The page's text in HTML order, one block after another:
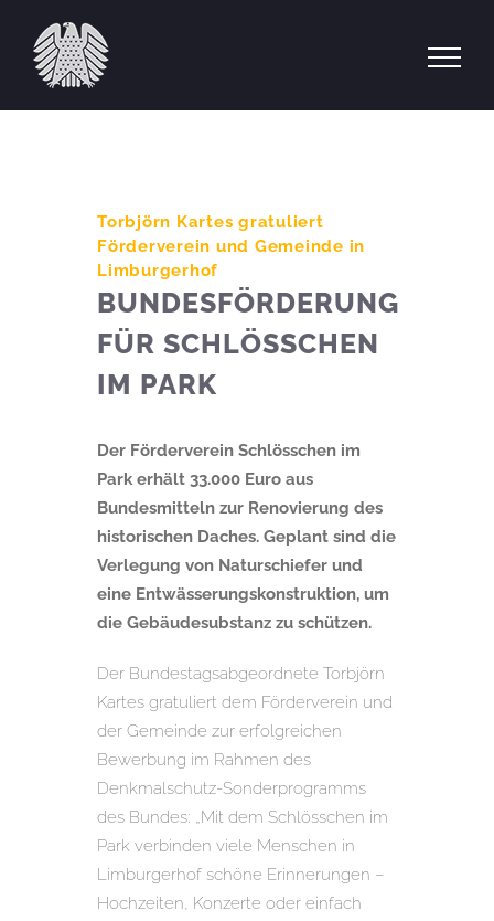
Inhalt
springen
Torbjörn Kartes gratuliert
Förderverein und Gemeinde in
Limburgerhof
BUNDESFÖRDERUNG
FÜR SCHLÖSSCHEN
IM PARK
Der Förderverein Schlösschen im
Park erhält 33.000 Euro aus
Bundesmitteln zur Renovierung des
historischen Daches. Geplant sind die
Verlegung von Naturschiefer und
eine Entwässerungskonstruktion, um
die Gebäudesubstanz zu schützen.
Der Bundestagsabgeordnete Torbjörn
Kartes gratuliert dem Förderverein und
der Gemeinde zur erfolgreichen
Bewerbung im Rahmen des
Denkmalschutz-Sonderprogramms
des Bundes: „Mit dem Schlösschen im
Park verbinden viele Menschen in
Limburgerhof schöne Erinnerungen –
Hochzeiten, Konzerte oder einfach